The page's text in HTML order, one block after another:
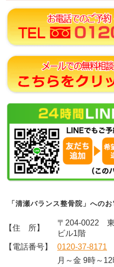
「清瀬バランス整骨院」への
【住 所】
〒204-0022 東
ビル1階
【電話番号】
0120-37-8171
月～金 9時～